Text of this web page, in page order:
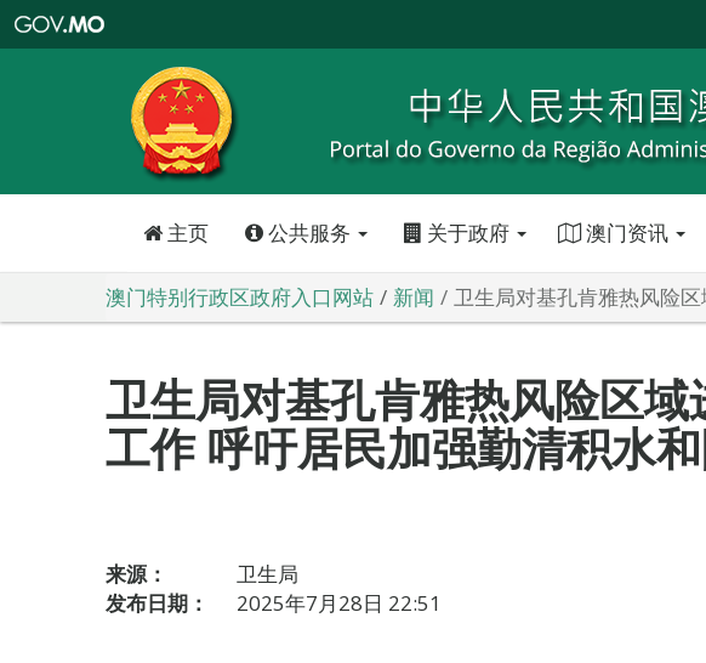
特
政
区
政
口
主页 公共服务 关于政府 澳门资讯
澳门特别行政区政府入口网站 新闻 卫生局对基孔肯雅热风险
卫生局对基孔肯雅热风险区域
工作 呼吁居民加强勤清积水
来源：
卫生局
发布日期：
2025年7月28日 22:51